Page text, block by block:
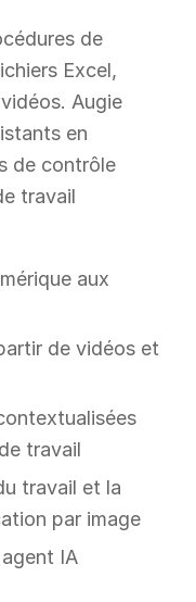
de
Excel,
Augie
en
de contrôle
travail
aux
de vidéos et
travail
travail et la
par image
IA